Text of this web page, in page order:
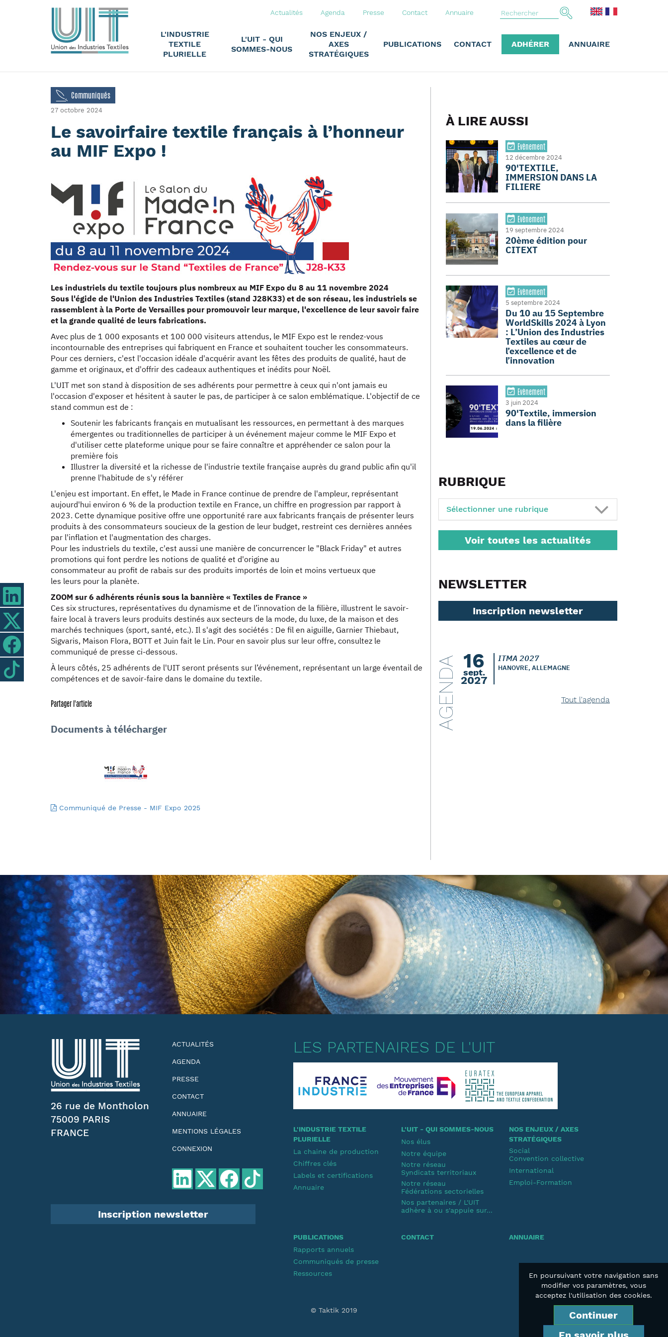
Actualités Agenda Presse Contact Annuaire
L'INDUSTRIE
TEXTILE
PLURIELLE
L'UIT - QUI
SOMMES-NOUS
NOS ENJEUX /
AXES
STRATÉGIQUES
PUBLICATIONS CONTACT ADHÉRER ANNUAIRE
Communiqués
27 octobre 2024
Le savoirfaire textile français à l’honneur
au MIF Expo !
Les industriels du textile toujours plus nombreux au MIF Expo du 8 au 11 novembre 2024
Sous l'égide de l'Union des Industries Textiles (stand J28K33) et de son réseau, les industriels se
rassemblent à la Porte de Versailles pour promouvoir leur marque, l'excellence de leur savoir faire
et la grande qualité de leurs fabrications.
Avec plus de 1 000 exposants et 100 000 visiteurs attendus, le MIF Expo est le rendez-vous
incontournable des entreprises qui fabriquent en France et souhaitent toucher les consommateurs.
Pour ces derniers, c'est l'occasion idéale d'acquérir avant les fêtes des produits de qualité, haut de
gamme et originaux, et d'offrir des cadeaux authentiques et inédits pour Noël.
L'UIT met son stand à disposition de ses adhérents pour permettre à ceux qui n'ont jamais eu
l'occasion d'exposer et hésitent à sauter le pas, de participer à ce salon emblématique. L'objectif de ce
stand commun est de :
Soutenir les fabricants français en mutualisant les ressources, en permettant à des marques
émergentes ou traditionnelles de participer à un événement majeur comme le MIF Expo et
d'utiliser cette plateforme unique pour se faire connaître et appréhender ce salon pour la
première fois
Illustrer la diversité et la richesse de l'industrie textile française auprès du grand public afin qu'il
prenne l'habitude de s'y référer
L'enjeu est important. En effet, le Made in France continue de prendre de l'ampleur, représentant
aujourd'hui environ 6 % de la production textile en France, un chiffre en progression par rapport à
2023. Cette dynamique positive offre une opportunité rare aux fabricants français de présenter leurs
produits à des consommateurs soucieux de la gestion de leur budget, restreint ces dernières années
par l'inflation et l'augmentation des charges.
Pour les industriels du textile, c'est aussi une manière de concurrencer le "Black Friday" et autres
promotions qui font perdre les notions de qualité et d'origine au
consommateur au profit de rabais sur des produits importés de loin et moins vertueux que
les leurs pour la planète.
ZOOM sur 6 adhérents réunis sous la bannière « Textiles de France »
Ces six structures, représentatives du dynamisme et de l’innovation de la filière, illustrent le savoir-
faire local à travers leurs produits destinés aux secteurs de la mode, du luxe, de la maison et des
marchés techniques (sport, santé, etc.). Il s'agit des sociétés : De fil en aiguille, Garnier Thiebaut,
Sigvaris, Maison Flora, BOTT et Juin fait le Lin. Pour en savoir plus sur leur offre, consultez le
communiqué de presse ci-dessous.
À leurs côtés, 25 adhérents de l'UIT seront présents sur l’événement, représentant un large éventail de
compétences et de savoir-faire dans le domaine du textile.
Partager l'article
Documents à télécharger
Communiqué de Presse - MIF Expo 2025
À LIRE AUSSI
Evènement
12 décembre 2024
90'TEXTILE,
IMMERSION DANS LA
FILIERE
Evènement
19 septembre 2024
20ème édition pour
CITEXT
Evènement
5 septembre 2024
Du 10 au 15 Septembre
WorldSkills 2024 à Lyon
: L’Union des Industries
Textiles au cœur de
l’excellence et de
l’innovation
Evènement
3 juin 2024
90'Textile, immersion
dans la filière
RUBRIQUE
Sélectionner une rubrique
Voir toutes les actualités
NEWSLETTER
Inscription newsletter
AGENDA 16
sept.
2027
ITMA 2027
HANOVRE, ALLEMAGNE
Tout l'agenda
26 rue de Montholon
75009 PARIS
FRANCE
ACTUALITÉS
AGENDA
PRESSE
CONTACT
ANNUAIRE
MENTIONS LÉGALES
CONNEXION
Inscription newsletter
LES PARTENAIRES DE L'UIT
L'INDUSTRIE TEXTILE
PLURIELLE
La chaine de production
Chiffres clés
Labels et certifications
Annuaire
L'UIT - QUI SOMMES-NOUS
Nos élus
Notre équipe
Notre réseau
Syndicats territoriaux
Notre réseau
Fédérations sectorielles
Nos partenaires / L'UIT
adhère à ou s'appuie sur...
NOS ENJEUX / AXES
STRATÉGIQUES
Social
Convention collective
International
Emploi-Formation
PUBLICATIONS
Rapports annuels
Communiqués de presse
Ressources
CONTACT ANNUAIRE
© Taktik 2019
En poursuivant votre navigation sans
modifier vos paramètres, vous
acceptez l'utilisation des cookies.
Continuer